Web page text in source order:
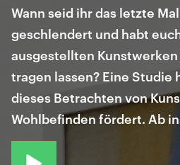
Wann seid ihr das letzte
geschlendert und habt
ausgestellten
tragen lassen? Eine Studie
dieses Betrachten von
Wohlbefinden fördert. Ab